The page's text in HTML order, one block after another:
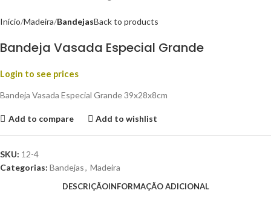
Início Madeira BandejasBack to products
Bandeja Vasada Especial Grande
Login to see prices
Bandeja Vasada Especial Grande 39x28x8cm
Add to compare Add to wishlist
SKU: 12-4
Categorias: Bandejas, Madeira
DESCRIÇÃOINFORMAÇÃO ADICIONAL